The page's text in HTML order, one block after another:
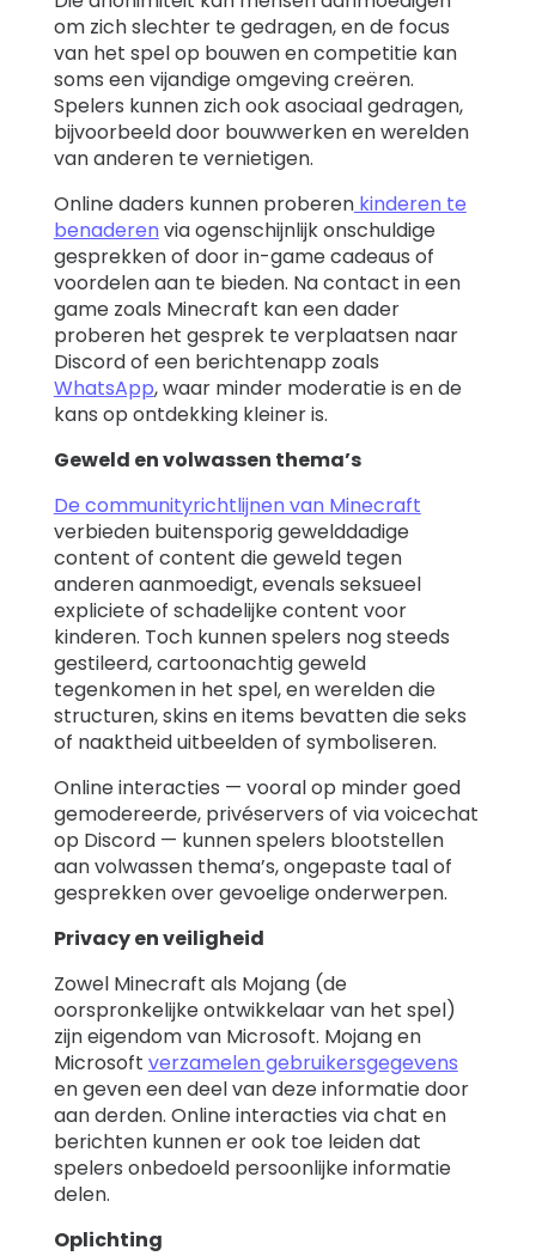
om zich slechter te gedragen, en de focus
van het spel op bouwen en competitie kan
soms een vijandige omgeving creëren.
Spelers kunnen zich ook asociaal gedragen,
bijvoorbeeld door bouwwerken en werelden
van anderen te vernietigen.
Online daders kunnen proberenkinderen te
benaderen via ogenschijnlijk onschuldige
gesprekken of door in-game cadeaus of
voordelen aan te bieden. Na contact in een
game zoals Minecraft kan een dader
proberen het gesprek te verplaatsen naar
Discord of een berichtenapp zoals
WhatsApp, waar minder moderatie is en de
kans op ontdekking kleiner is.
Geweld en volwassen thema’s
De communityrichtlijnen van Minecraft
verbieden buitensporig gewelddadige
content of content die geweld tegen
anderen aanmoedigt, evenals seksueel
expliciete of schadelijke content voor
kinderen. Toch kunnen spelers nog steeds
gestileerd, cartoonachtig geweld
tegenkomen in het spel, en werelden die
structuren, skins en items bevatten die seks
of naaktheid uitbeelden of symboliseren.
Online interacties — vooral op minder goed
gemodereerde, privéservers of via voicechat
op Discord — kunnen spelers blootstellen
aan volwassen thema’s, ongepaste taal of
gesprekken over gevoelige onderwerpen.
Privacy en veiligheid
Zowel Minecraft als Mojang (de
oorspronkelijke ontwikkelaar van het spel)
zijn eigendom van Microsoft. Mojang en
Microsoft verzamelen gebruikersgegevens
en geven een deel van deze informatie door
aan derden. Online interacties via chat en
berichten kunnen er ook toe leiden dat
spelers onbedoeld persoonlijke informatie
delen.
Oplichting